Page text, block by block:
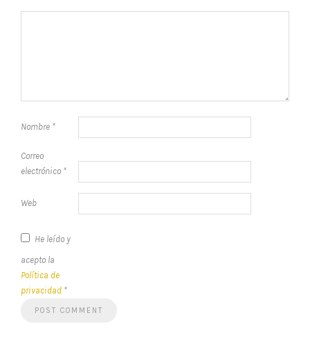
Nombre *
Correo
electrónico *
Web
He leído y
acepto la
Política de
privacidad *